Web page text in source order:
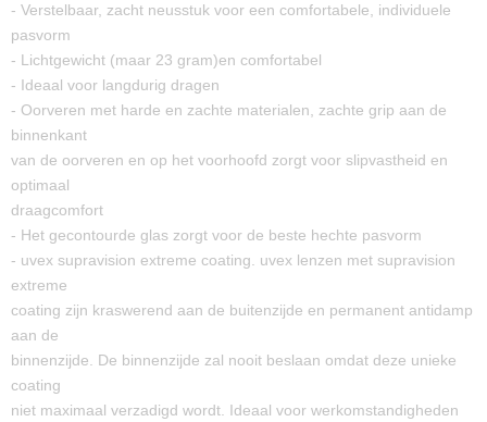
- Verstelbaar, zacht neusstuk voor een comfortabele, individuele
pasvorm
- Lichtgewicht (maar 23 gram)en comfortabel
- Ideaal voor langdurig dragen
- Oorveren met harde en zachte materialen, zachte grip aan de
binnenkant
van de oorveren en op het voorhoofd zorgt voor slipvastheid en
optimaal
draagcomfort
- Het gecontourde glas zorgt voor de beste hechte pasvorm
- uvex supravision extreme coating. uvex lenzen met supravision
extreme
coating zijn kraswerend aan de buitenzijde en permanent antidamp
aan de
binnenzijde. De binnenzijde zal nooit beslaan omdat deze unieke
coating
niet maximaal verzadigd wordt. Ideaal voor werkomstandigheden